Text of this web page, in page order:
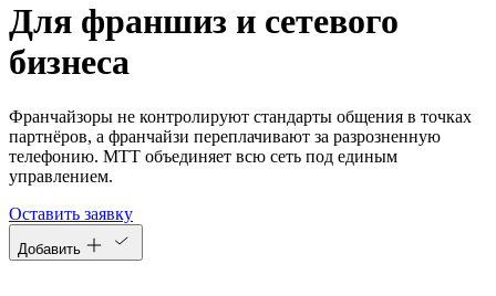
Для франшиз и сетевого
бизнеса
Франчайзоры не контролируют стандарты общения в точках
партнёров, а франчайзи переплачивают за разрозненную
телефонию. МТТ объединяет всю сеть под единым
управлением.
Оставить заявку
Добавить